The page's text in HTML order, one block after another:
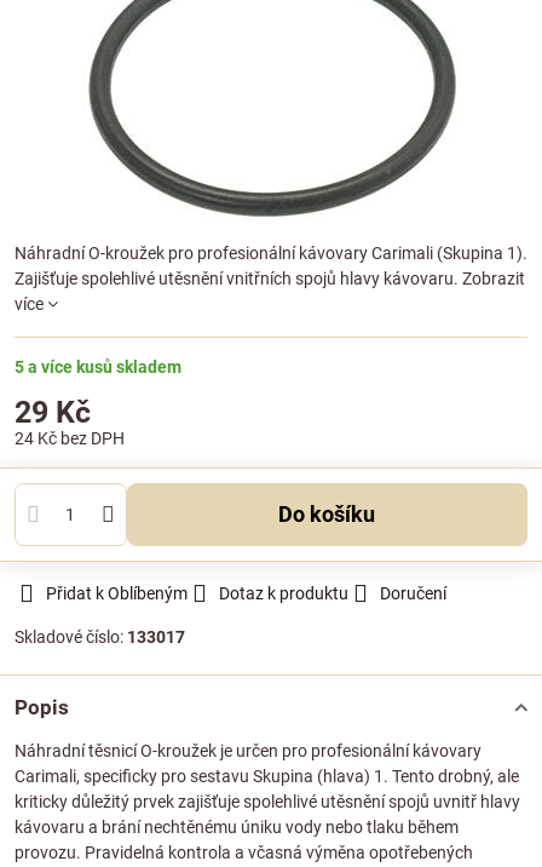
Náhradní O-kroužek pro profesionální kávovary Carimali (Skupina 1).
Zajišťuje spolehlivé utěsnění vnitřních spojů hlavy kávovaru. Zobrazit
více
5 a více kusů skladem
29 Kč
24 Kč bez DPH
Do košíku
Přidat k Oblíbeným Dotaz k produktu Doručení
Skladové číslo: 133017
Popis
Náhradní těsnicí O-kroužek je určen pro profesionální kávovary
Carimali, specificky pro sestavu Skupina (hlava) 1. Tento drobný, ale
kriticky důležitý prvek zajišťuje spolehlivé utěsnění spojů uvnitř hlavy
kávovaru a brání nechtěnému úniku vody nebo tlaku během
provozu. Pravidelná kontrola a včasná výměna opotřebených